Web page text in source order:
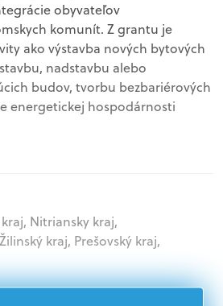
obyvateľov
komunít. Z grantu je
ako výstavba nových bytových
nadstavbu alebo
budov, tvorbu bezbariérových
energetickej hospodárnosti
Nitriansky kraj,
kraj, Prešovský kraj,